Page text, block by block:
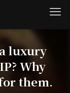
luxury
Why
them.